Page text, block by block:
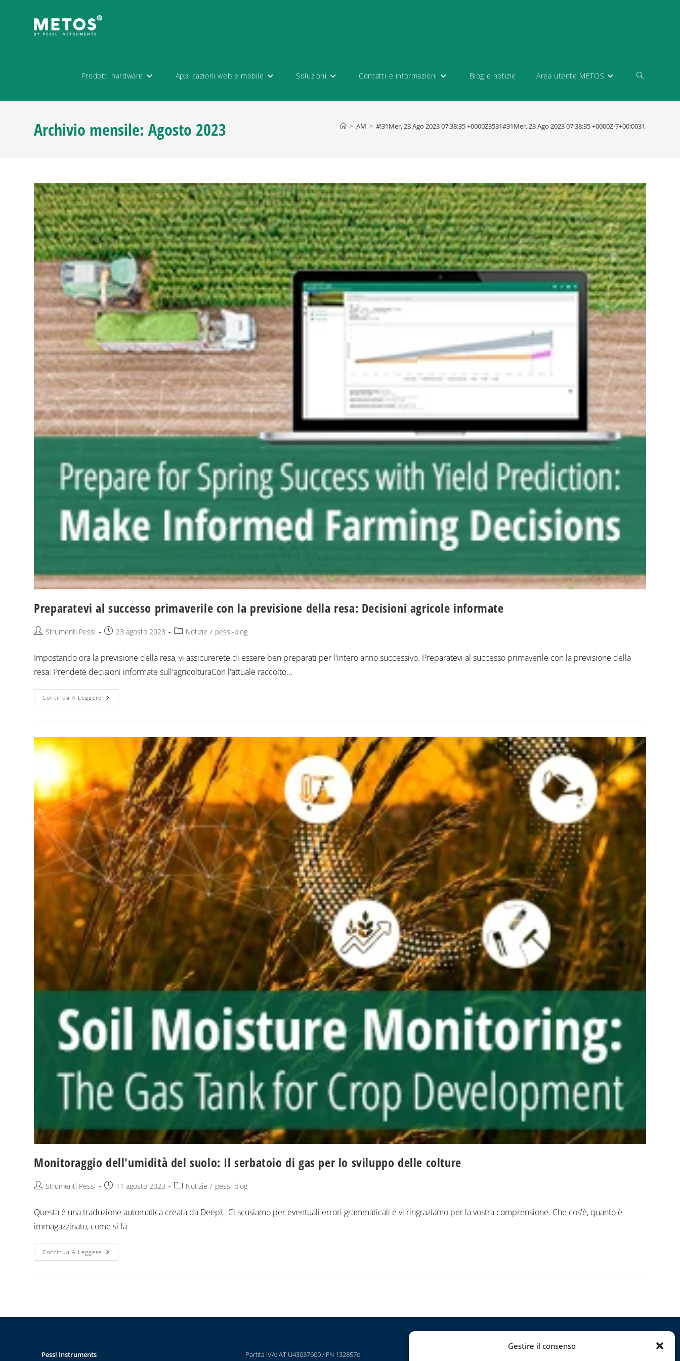
Gestire il consenso
Prodotti hardware Applicazioni web e mobile Soluzioni Contatti e informazioni Blog e notizie Area utente METOS
Archivio mensile: Agosto 2023 > AM > #!31Mer, 23 Ago 2023 07:38:35 +0000Z3531#31Mer, 23 Ago 2023 07:38:35 +0000Z-
Preparatevi al successo primaverile con la previsione della resa: Decisioni agricole informate
Strumenti Pessl 23 agosto 2023 Notizie / pessl-blog
Impostando ora la previsione della resa, vi assicurerete di essere ben preparati per l'intero anno successivo. Preparatevi al successo primaverile con la previsione della
resa: Prendete decisioni informate sull'agricolturaCon l'attuale raccolto...
Continua A Leggere
Monitoraggio dell'umidità del suolo: Il serbatoio di gas per lo sviluppo delle colture
Strumenti Pessl 11 agosto 2023 Notizie / pessl-blog
Questa è una traduzione automatica creata da DeepL. Ci scusiamo per eventuali errori grammaticali e vi ringraziamo per la vostra comprensione. Che cos'è, quanto è
immagazzinato, come si fa
Continua A Leggere
Pessl Instruments Partita IVA: AT U43037600 / FN 132857d